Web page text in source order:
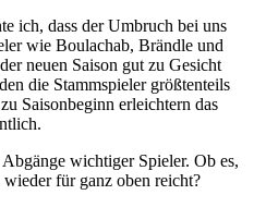
ich, dass der Umbruch bei uns
wie Boulachab, Brändle und
neuen Saison gut zu Gesicht
die Stammspieler größtenteils
Saisonbeginn erleichtern das
wichtiger Spieler. Ob es,
für ganz oben reicht?